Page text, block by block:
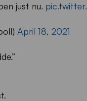
just nu.
April 18, 2021